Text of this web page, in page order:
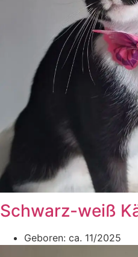
Schwarz-weiß
Geboren: ca. 11/2025